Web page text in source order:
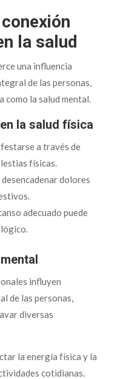
la salud
una influencia
de las personas,
como la salud mental.
la salud física
a través de
físicas.
dolores
adecuado puede
influyen
de las personas,
diversas
la energía física y la
cotidianas.